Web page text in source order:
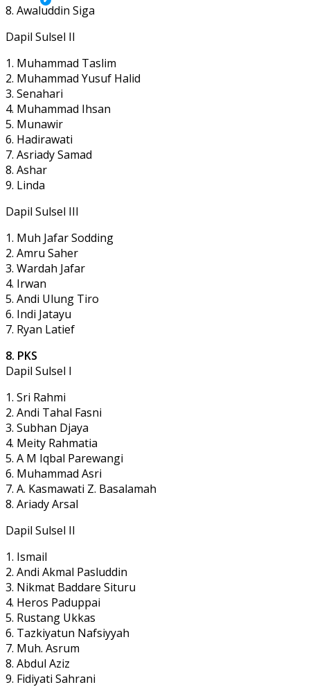
8. Awaluddin Siga
Dapil Sulsel II
1. Muhammad Taslim
2. Muhammad Yusuf Halid
3. Senahari
4. Muhammad Ihsan
5. Munawir
6. Hadirawati
7. Asriady Samad
8. Ashar
9. Linda
Dapil Sulsel III
1. Muh Jafar Sodding
2. Amru Saher
3. Wardah Jafar
4. Irwan
5. Andi Ulung Tiro
6. Indi Jatayu
7. Ryan Latief
8. PKS
Dapil Sulsel I
1. Sri Rahmi
2. Andi Tahal Fasni
3. Subhan Djaya
4. Meity Rahmatia
5. A M Iqbal Parewangi
6. Muhammad Asri
7. A. Kasmawati Z. Basalamah
8. Ariady Arsal
Dapil Sulsel II
1. Ismail
2. Andi Akmal Pasluddin
3. Nikmat Baddare Situru
4. Heros Paduppai
5. Rustang Ukkas
6. Tazkiyatun Nafsiyyah
7. Muh. Asrum
8. Abdul Aziz
9. Fidiyati Sahrani